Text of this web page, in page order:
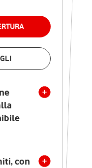
con
COPERTURA
alla
limiti, con